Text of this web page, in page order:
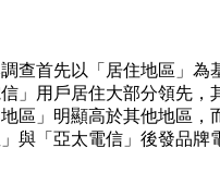
查首先以「居住地區」為
」用戶居住大部分領先，
區」明顯高於其他地區，
與「亞太電信」後發品牌